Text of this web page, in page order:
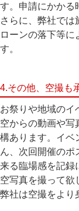
す。申請にかかる
さらに、弊社では
ローンの落下等
す。
4.その他、空撮も
お祭りや地域のイ
空からの動画や写
構あります。イベ
ん、次回開催のポ
来る臨場感を記録
空写真を撮って欲
弊社は空撮をより